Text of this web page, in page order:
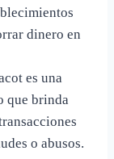
dinero en
es una
que brinda
o abusos.